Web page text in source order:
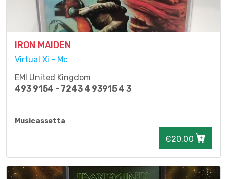
IRON MAIDEN
Virtual Xi - Mc
EMI United Kingdom
493 9154 - 7243 4 93915 4 3
Musicassetta
€20.00